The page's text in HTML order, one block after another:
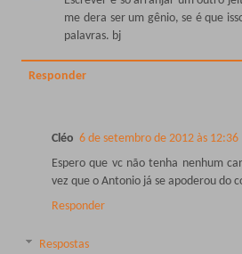
me dera ser um gênio, se é que
palavras. bj
Responder
Cléo 6 de setembro de 2012 às 12:36
Espero que vc não tenha nenhum
vez que o Antonio já se apoderou do
Responder
Respostas